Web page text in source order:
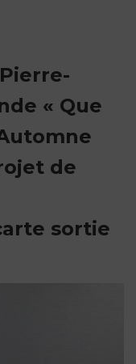
« Que
de
sortie